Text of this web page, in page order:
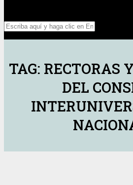
TAG: RECTORAS
DEL